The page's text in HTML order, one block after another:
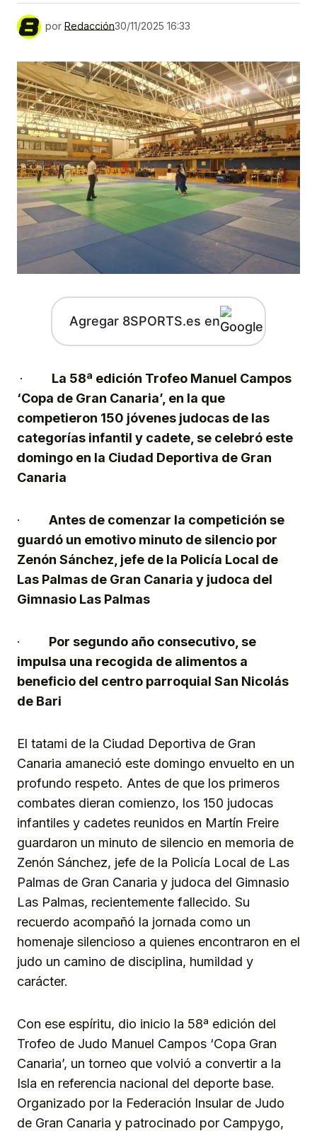
por Redacción30/11/2025 16:33
Agregar 8SPORTS.es en
· La 58ª edición Trofeo Manuel Campos
‘Copa de Gran Canaria’, en la que
competieron 150 jóvenes judocas de las
categorías infantil y cadete, se celebró este
domingo en la Ciudad Deportiva de Gran
Canaria
· Antes de comenzar la competición se
guardó un emotivo minuto de silencio por
Zenón Sánchez, jefe de la Policía Local de
Las Palmas de Gran Canaria y judoca del
Gimnasio Las Palmas
· Por segundo año consecutivo, se
impulsa una recogida de alimentos a
beneficio del centro parroquial San Nicolás
de Bari
El tatami de la Ciudad Deportiva de Gran
Canaria amaneció este domingo envuelto en un
profundo respeto. Antes de que los primeros
combates dieran comienzo, los 150 judocas
infantiles y cadetes reunidos en Martín Freire
guardaron un minuto de silencio en memoria de
Zenón Sánchez, jefe de la Policía Local de Las
Palmas de Gran Canaria y judoca del Gimnasio
Las Palmas, recientemente fallecido. Su
recuerdo acompañó la jornada como un
homenaje silencioso a quienes encontraron en el
judo un camino de disciplina, humildad y
carácter.
Con ese espíritu, dio inicio la 58ª edición del
Trofeo de Judo Manuel Campos ‘Copa Gran
Canaria’, un torneo que volvió a convertir a la
Isla en referencia nacional del deporte base.
Organizado por la Federación Insular de Judo
de Gran Canaria y patrocinado por Campygo,